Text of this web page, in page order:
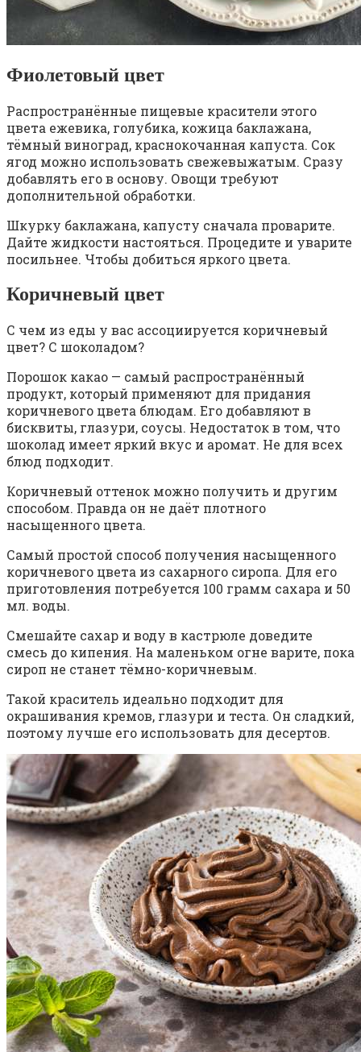
Фиолетовый цвет
Распространённые пищевые красители этого
цвета ежевика, голубика, кожица баклажана,
тёмный виноград, краснокочанная капуста. Сок
ягод можно использовать свежевыжатым. Сразу
добавлять его в основу. Овощи требуют
дополнительной обработки.
Шкурку баклажана, капусту сначала проварите.
Дайте жидкости настояться. Процедите и уварите
посильнее. Чтобы добиться яркого цвета.
Коричневый цвет
С чем из еды у вас ассоциируется коричневый
цвет? С шоколадом?
Порошок какао — самый распространённый
продукт, который применяют для придания
коричневого цвета блюдам. Его добавляют в
бисквиты, глазури, соусы. Недостаток в том, что
шоколад имеет яркий вкус и аромат. Не для всех
блюд подходит.
Коричневый оттенок можно получить и другим
способом. Правда он не даёт плотного
насыщенного цвета.
Самый простой способ получения насыщенного
коричневого цвета из сахарного сиропа. Для его
приготовления потребуется 100 грамм сахара и 50
мл. воды.
Смешайте сахар и воду в кастрюле доведите
смесь до кипения. На маленьком огне варите, пока
сироп не станет тёмно-коричневым.
Такой краситель идеально подходит для
окрашивания кремов, глазури и теста. Он сладкий,
поэтому лучше его использовать для десертов.